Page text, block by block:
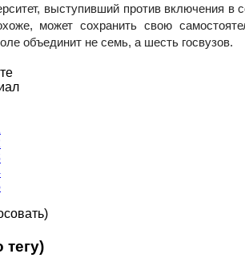
выступивший против включения в
может сохранить свою
объединит не семь, а шесть госвузов.